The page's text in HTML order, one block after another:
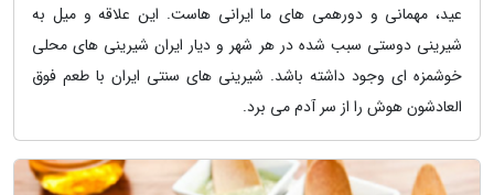
عید، مهمانی و دورهمی های ما ایرانی هاست. این علاقه و میل به
شیرینی دوستی سبب شده در هر شهر و دیار ایران شیرینی های محلی
خوشمزه ای وجود داشته باشد. شیرینی های سنتی ایران با طعم فوق
العادشون هوش را از سر آدم می برد.